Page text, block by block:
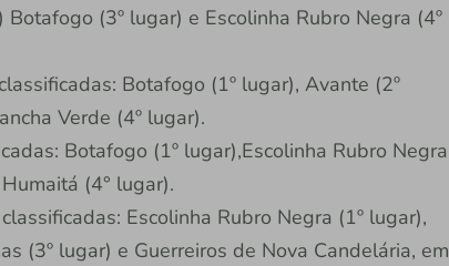
(3º lugar) e Escolinha Rubro Negra (4º
Botafogo (1º lugar), Avante (2º
Verde (4º lugar).
Botafogo (1º lugar),Escolinha Rubro Negra
(4° lugar).
Escolinha Rubro Negra (1º lugar),
(3º lugar) e Guerreiros de Nova Candelária, em